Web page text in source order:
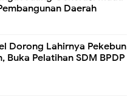
Daerah
Dorong Lahirnya Pekebun
Buka Pelatihan SDM BPDP